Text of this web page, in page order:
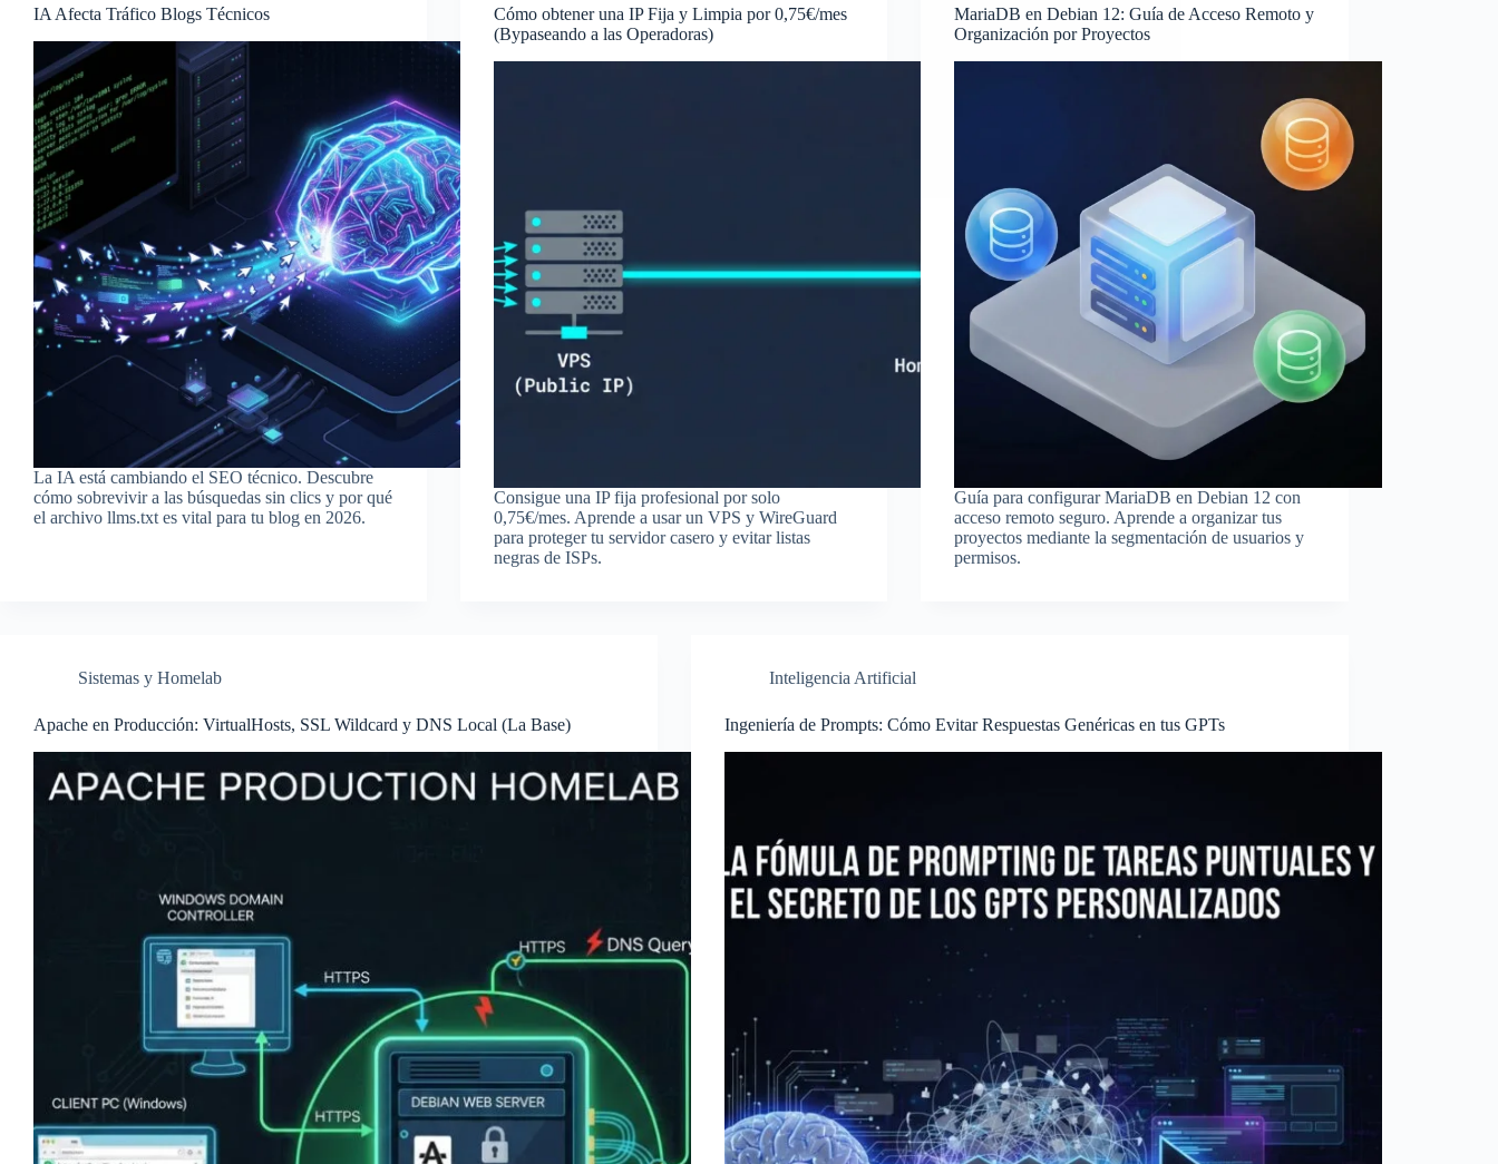
IA Afecta Tráfico Blogs Técnicos
La IA está cambiando el SEO técnico. Descubre
cómo sobrevivir a las búsquedas sin clics y por qué
el archivo llms.txt es vital para tu blog en 2026.
Cómo obtener una IP Fija y Limpia por 0,75€/mes
(Bypaseando a las Operadoras)
Consigue una IP fija profesional por solo
0,75€/mes. Aprende a usar un VPS y WireGuard
para proteger tu servidor casero y evitar listas
negras de ISPs.
MariaDB en Debian 12: Guía de Acceso Remoto y
Organización por Proyectos
Guía para configurar MariaDB en Debian 12 con
acceso remoto seguro. Aprende a organizar tus
proyectos mediante la segmentación de usuarios y
permisos.
Sistemas y Homelab
Apache en Producción: VirtualHosts, SSL Wildcard y DNS Local (La Base)
Inteligencia Artificial
Ingeniería de Prompts: Cómo Evitar Respuestas Genéricas en tus GPTs